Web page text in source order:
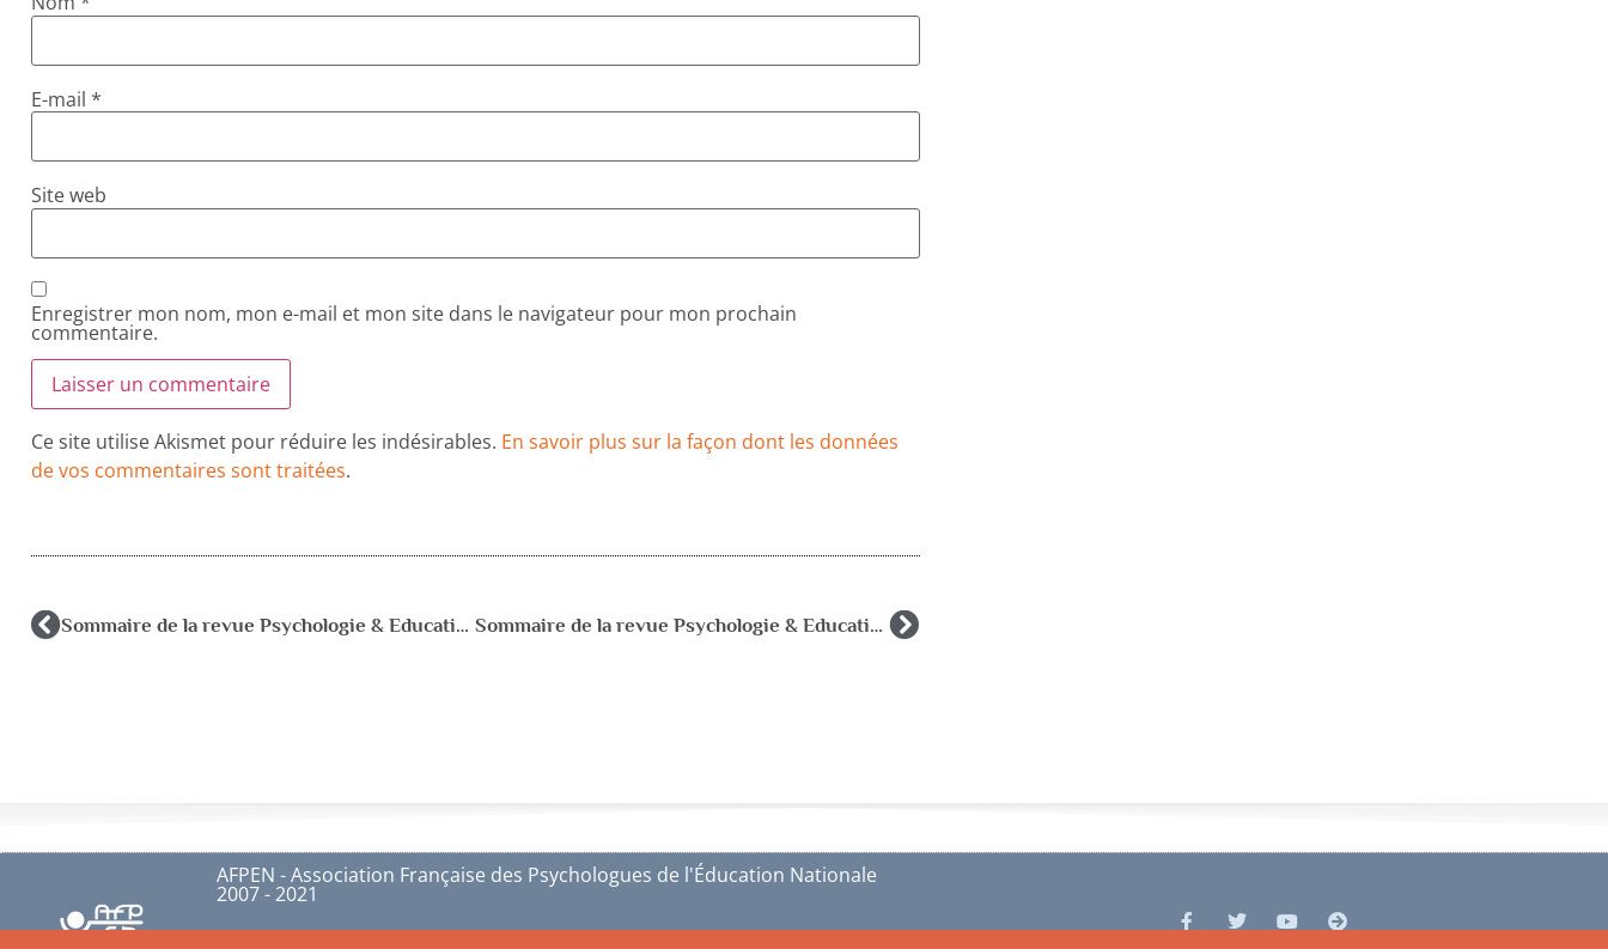
E-mail *
Site web
Enregistrer mon nom, mon e-mail et mon site dans le navigateur pour mon prochain
commentaire.
Ce site utilise Akismet pour réduire les indésirables. En savoir plus sur la façon dont les données
de vos commentaires sont traitées.
Sommaire de la revue Psychologie & Education 2014-2 Sommaire de la revue Psychologie & Education 2014-4
AFPEN - Association Française des Psychologues de l'Éducation Nationale
2007 - 2021